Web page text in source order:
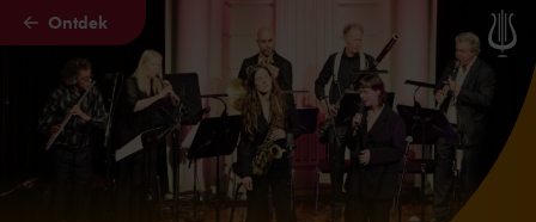
Naar hoofdcontent
Ontdek